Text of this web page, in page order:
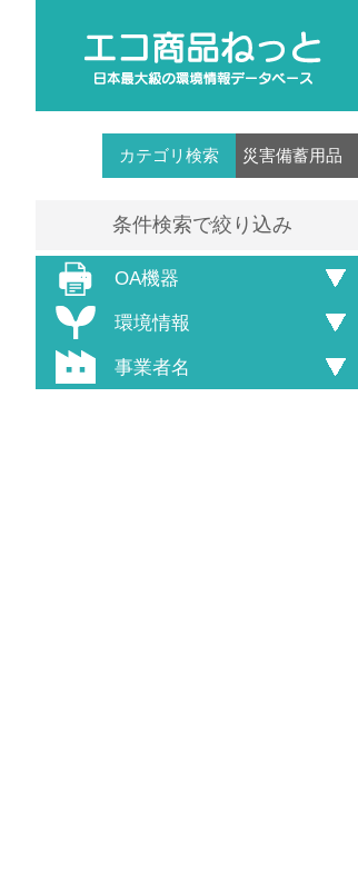
カテゴリ検索
条件検索で絞り込み
OA機器
環境情報
事業者名